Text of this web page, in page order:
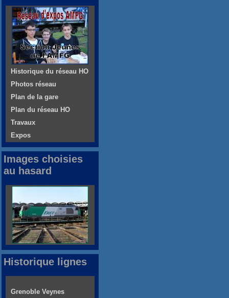
Historique du réseau HO
Photos réseau
Plan de la gare
Plan du réseau HO
Travaux
Expos
Images choisies
au hasard
Historique lignes
Grenoble Veynes